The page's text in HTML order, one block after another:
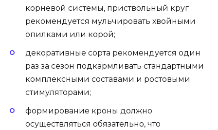
корневой системы, приствольный круг
рекомендуется мульчировать хвойными
опилками или корой;
декоративные сорта рекомендуется один
раз за сезон подкармливать стандартными
комплексными составами и ростовыми
стимуляторами;
формирование кроны должно
осуществляться обязательно, что